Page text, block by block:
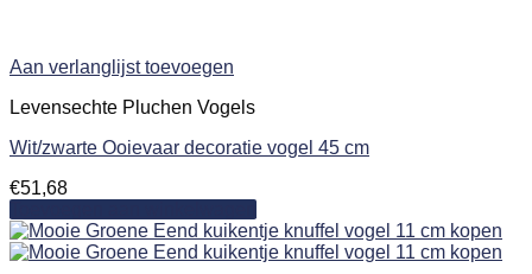
Aan verlanglijst toevoegen
Levensechte Pluchen Vogels
Wit/zwarte Ooievaar decoratie vogel 45 cm
€51,68